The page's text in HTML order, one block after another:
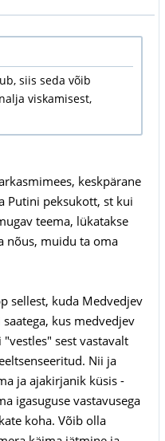
siis seda võib
viskamisest,
keskpärane
Putini peksukott, st kui
teema, lükatakse
nõus, muidu ta oma
sellest, kuda Medvedjev
kus medvedjev
sest vastavalt
Nii ja
ja ajakirjanik küsis -
igasuguse vastavusega
koha. Võib olla